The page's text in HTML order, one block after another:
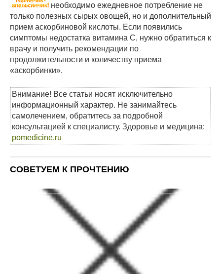
необходимо ежедневное потребление не
только полезных сырых овощей, но и дополнительный
прием аскорбиновой кислоты. Если появились
симптомы недостатка витамина С, нужно обратиться к
врачу и получить рекомендации по
продолжительности и количеству приема
«аскорбинки».
Внимание! Все статьи носят исключительно
информационный характер. Не занимайтесь
самолечением, обратитесь за подробной
консультацией к специалисту. Здоровье и медицина:
pomedicine.ru
СОВЕТУЕМ К ПРОЧТЕНИЮ